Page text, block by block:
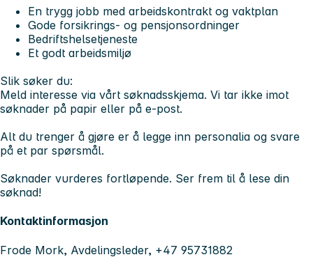
En trygg jobb med arbeidskontrakt og vaktplan
Gode forsikrings- og pensjonsordninger
Bedriftshelsetjeneste
Et godt arbeidsmiljø
Slik søker du:
Meld interesse via vårt søknadsskjema. Vi tar ikke imot
søknader på papir eller på e-post.
Alt du trenger å gjøre er å legge inn personalia og svare
på et par spørsmål.
Søknader vurderes fortløpende. Ser frem til å lese din
søknad!
Kontaktinformasjon
Frode Mork, Avdelingsleder, +47 95731882